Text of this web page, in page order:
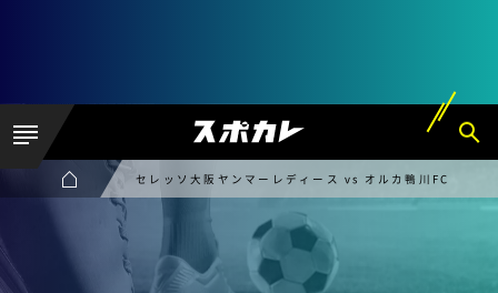
セレッソ大阪ヤンマーレディース vs オルカ鴨川FC